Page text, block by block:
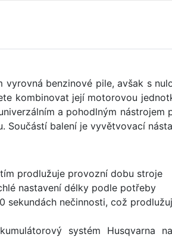
benzinové pile, avšak s
kombinovat její motorovou
a pohodlným nástrojem
balení je vyvětvovací
prodlužuje provozní dobu stroje
nastavení délky podle potřeby
sekundách nečinnosti, což
systém Husqvarna